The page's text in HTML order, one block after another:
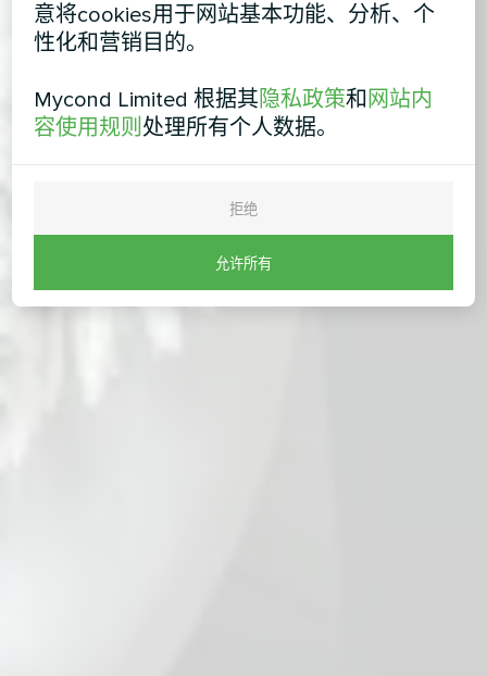
意将cookies用于网站基本功能、分析、个
性化和营销目的。
Mycond Limited 根据其隐私政策和 网站内
容使用规则处理所有个人数据。
拒绝
允许所有